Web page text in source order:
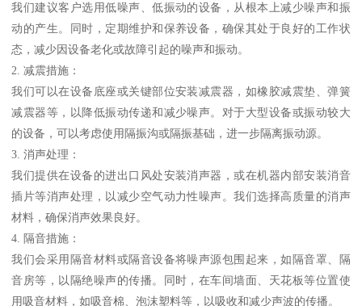
我们建议客户选用低噪声、低振动的设备，从根本上减少噪声和振
动的产生。同时，定期维护和保养设备，确保其处于良好的工作状
态，减少因设备老化或故障引起的噪声和振动。
2. 减震措施：
我们可以在设备底座或关键部位安装减震器，如橡胶减震垫、弹簧
减震器等，以降低振动传递和减少噪声。对于大型设备或振动较大
的设备，可以考虑使用隔振沟或隔振基础，进一步隔离振动源。
3. 消声处理：
我们提供在设备的进出口风处安装消声器，或在机器内部安装消音
插片等消声处理，以减少空气动力性噪声。我们选择高质量的消声
材料，确保消声效果良好。
4. 隔音措施：
我们会采用隔音材料或隔音设备将噪声源包围起来，如隔音罩、隔
音房等，以隔绝噪声的传播。同时，在车间墙面、天花板等位置使
用吸音材料，如吸音棉、泡沫塑料等，以吸收和减少声波的传播。